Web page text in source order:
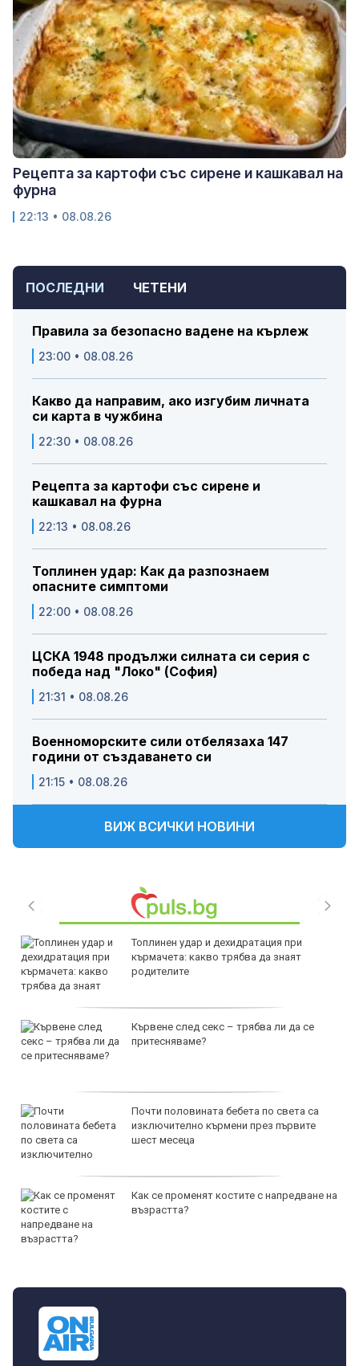
ПОСЛЕДНИ ЧЕТЕНИ
Правила за безопасно вадене на кърлеж
23:00 • 08.08.26
Какво да направим, ако изгубим личната
си карта в чужбина
22:30 • 08.08.26
Рецепта за картофи със сирене и
кашкавал на фурна
22:13 • 08.08.26
Топлинен удар: Как да разпознаем
опасните симптоми
22:00 • 08.08.26
ЦСКА 1948 продължи силната си серия с
победа над "Локо" (София)
21:31 • 08.08.26
Военноморските сили отбелязаха 147
години от създаването си
21:15 • 08.08.26
ВИЖ ВСИЧКИ НОВИНИ
Топлинен удар и дехидратация при
кърмачета: какво трябва да знаят
родителите
Кървене след секс – трябва ли да се
притесняваме?
Почти половината бебета по света са
изключително кърмени през първите
шест месеца
Как се променят костите с напредване на
възрастта?
Рецепта за картофи със сирене и кашкавал на
фурна
22:13 • 08.08.26